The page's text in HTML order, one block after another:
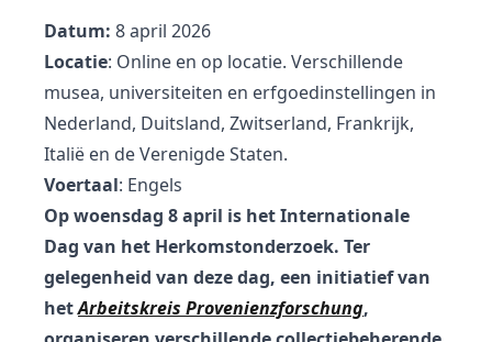
Datum: 8 april 2026
Locatie: Online en op locatie. Verschillende
musea, universiteiten en erfgoedinstellingen in
Nederland, Duitsland, Zwitserland, Frankrijk,
Italië en de Verenigde Staten.
Voertaal: Engels
Op woensdag 8 april is het Internationale
Dag van het Herkomstonderzoek. Ter
gelegenheid van deze dag, een initiatief van
hetArbeitskreis Provenienzforschung,